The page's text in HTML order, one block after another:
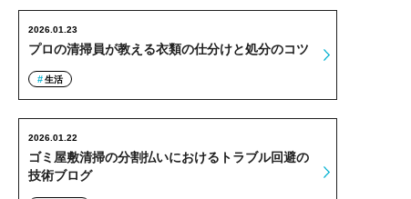
プロの清掃員が教える衣類の仕分けと処分のコツ
2026.01.23
生活
ゴミ屋敷清掃の分割払いにおけるトラブル回避の
技術ブログ
2026.01.22